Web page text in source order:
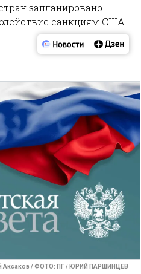
запланировано
санкциям США
Аксаков / ФОТО: ПГ / ЮРИЙ ПАРШИНЦЕВ